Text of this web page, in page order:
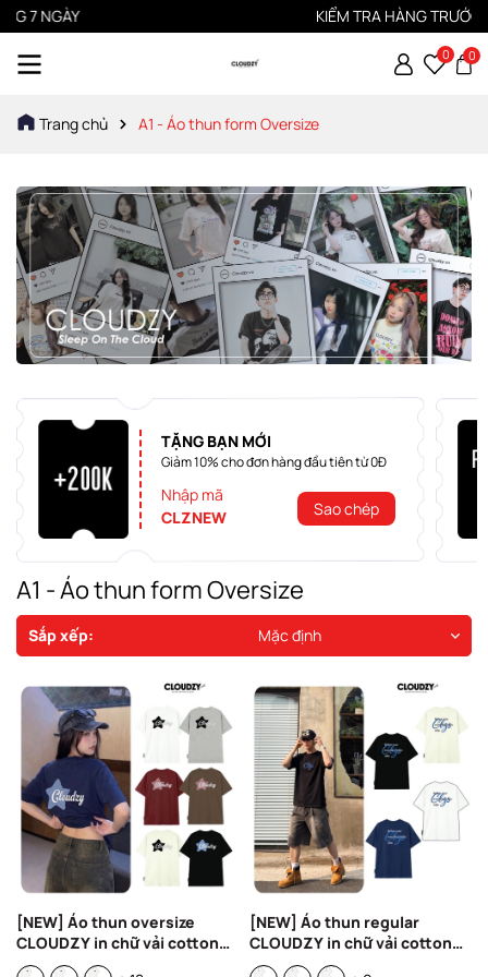
KIỂM TRA HÀNG TRƯỚC KHI
0 0
Trang chủ A1 - Áo thun form Oversize
TẶNG BẠN MỚI
Giảm 10% cho đơn hàng đầu tiên từ 0Đ
Nhập mã
CLZNEW
Sao chép
A1 - Áo thun form Oversize
Sắp xếp: Mặc định
[NEW] Áo thun oversize
CLOUDZY in chữ vải cotton
100% 250gsm form rộng nam
[NEW] Áo thun regular
CLOUDZY in chữ vải cotton
100% 250gsm form rộng nam